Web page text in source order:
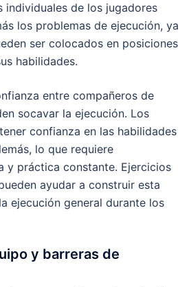
individuales de los jugadores
los problemas de ejecución, ya
ser colocados en posiciones
habilidades.
entre compañeros de
socavar la ejecución. Los
confianza en las habilidades
lo que requiere
y práctica constante. Ejercicios
ayudar a construir esta
ejecución general durante los
y barreras de